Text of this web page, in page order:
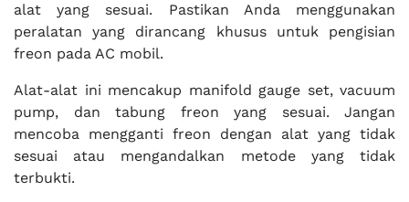
alat yang sesuai. Pastikan Anda menggunakan
peralatan yang dirancang khusus untuk pengisian
freon pada AC mobil.
Alat-alat ini mencakup manifold gauge set, vacuum
pump, dan tabung freon yang sesuai. Jangan
mencoba mengganti freon dengan alat yang tidak
sesuai atau mengandalkan metode yang tidak
terbukti.